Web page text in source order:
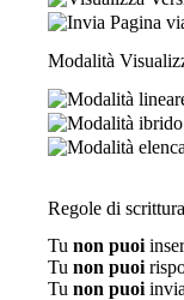
Modalità
Regole di scrittura
Tu non puoi
Tu non puoi
Tu non puoi